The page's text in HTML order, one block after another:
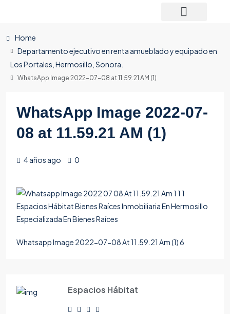
Home
Departamento ejecutivo en renta amueblado y equipado en
Los Portales, Hermosillo, Sonora.
WhatsApp Image 2022-07-08 at 11.59.21 AM (1)
WhatsApp Image 2022-07-
08 at 11.59.21 AM (1)
4 años ago 0
Whatsapp Image 2022-07-08 At 11.59.21 Am (1) 6
Espacios Hábitat